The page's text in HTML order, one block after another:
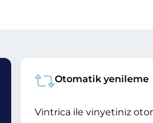
Otomatik yenileme
Vintrica ile vinyetiniz